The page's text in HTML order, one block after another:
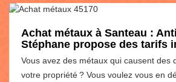
Achat métaux à Santeau :
Stéphane propose des tarifs
Vous avez des métaux qui causent des
votre propriété ? Vous voulez vous en